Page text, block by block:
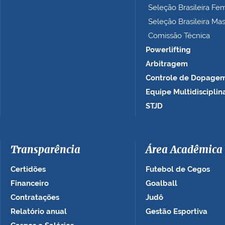
Seleção Brasileira
Seleção Brasileira
Comissão Técnica
Powerlifting
Arbitragem
Controle de
Equipe
STJD
Transparência
Certidões
Financeiro
Contratações
Relatório anual
Área Acadêmica
Futebol de Cegos
Goalball
Judô
Gestão Esportiva